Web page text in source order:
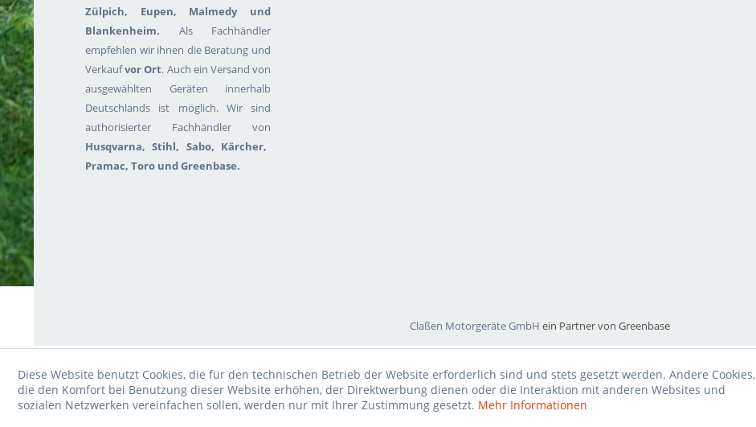
Zülpich, Eupen, Malmedy und
Blankenheim. Als Fachhändler
empfehlen wir ihnen die Beratung und
Verkaufvor Ort. Auch ein Versand von
ausgewählten Geräten innerhalb
Deutschlands ist möglich. Wir sind
authorisierter Fachhändler von
Husqvarna, Stihl, Sabo, Kärcher,
Pramac, Toro und Greenbase.
Claßen Motorgeräte GmbH ein Partner von Greenbase
Diese Website benutzt Cookies, die für den technischen Betrieb der Website erforderlich sind und stets gesetzt werden. Andere Cookies,
die den Komfort bei Benutzung dieser Website erhöhen, der Direktwerbung dienen oder die Interaktion mit anderen Websites und
sozialen Netzwerken vereinfachen sollen, werden nur mit Ihrer Zustimmung gesetzt. Mehr Informationen